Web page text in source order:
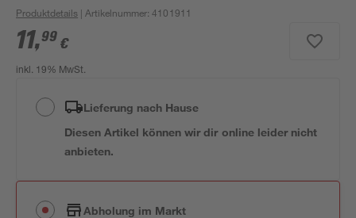
Produktdetails | Artikelnummer:4101911
11,99 €
inkl. 19% MwSt.
Lieferung nach Hause
Diesen Artikel können wir dir online leider nicht
anbieten.
Abholung im Markt